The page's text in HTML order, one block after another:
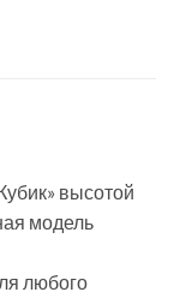
высотой
модель
любого